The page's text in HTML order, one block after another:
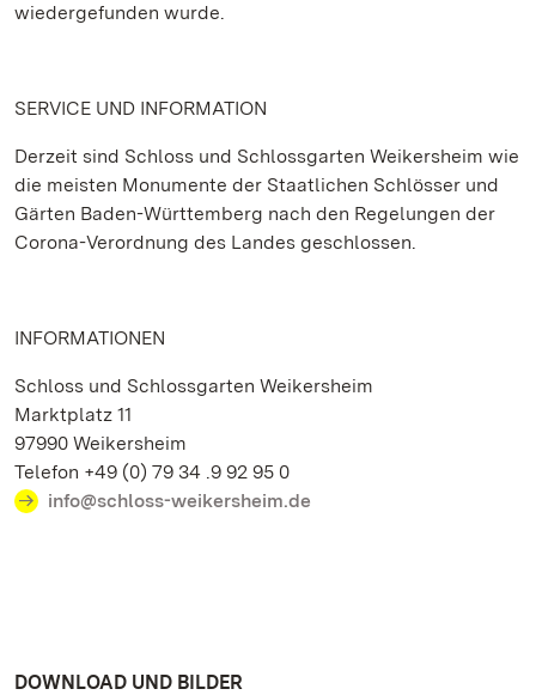
wiedergefunden wurde.
SERVICE UND INFORMATION
Derzeit sind Schloss und Schlossgarten Weikersheim wie
die meisten Monumente der Staatlichen Schlösser und
Gärten Baden-Württemberg nach den Regelungen der
Corona-Verordnung des Landes geschlossen.
INFORMATIONEN
Schloss und Schlossgarten Weikersheim
Marktplatz 11
97990 Weikersheim
Telefon +49 (0) 79 34 .9 92 95 0
info@schloss-weikersheim.de
DOWNLOAD UND BILDER